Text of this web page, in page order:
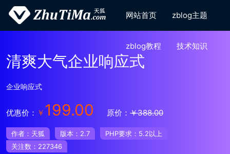
网站首页 zblog主题
zblog教程 技术知识
清爽大气企业响应式
企业响应式
优惠价： ￥ 199.00 原价： ￥388.00
作者：天狐 版本：2.7
PHP要求：5.2以上
关注数：227346